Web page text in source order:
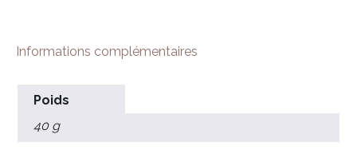
Informations complémentaires
Poids
40 g